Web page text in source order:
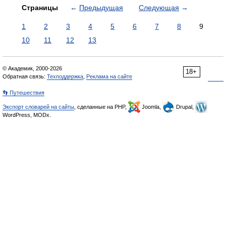
Страницы ← Предыдущая Следующая →
1 2 3 4 5 6 7 8
9
10
11 12 13
18+
© Академик, 2000-2026
Обратная связь: Техподдержка Реклама на сайте
👣 Путешествия
Экспорт словарей на сайты , сделанные на PHP, Joomla,
Drupal,
WordPress, MODx.